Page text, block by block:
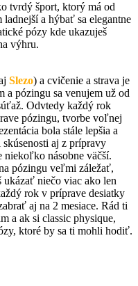
tvrdý šport, ktorý má od
a hýbať sa elegantne
pózy kde ukazuješ
výhru.
Slezo) a cvičenie a strava je
a pózingu sa venujem už od
Odvtedy každý rok
pózingu, tvorbe voľnej
bola stále lepšia a
aj z prípravy
niekoľko násobne väčší.
pózingu veľmi záležať,
ukázať niečo viac ako len
rok v príprave desiatky
aj na 2 mesiace. Rád ti
a ak si classic physique,
ktoré by sa ti mohli hodiť.